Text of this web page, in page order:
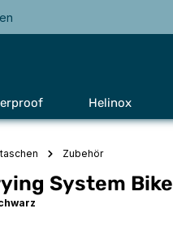
Helinox
Zubehör
System